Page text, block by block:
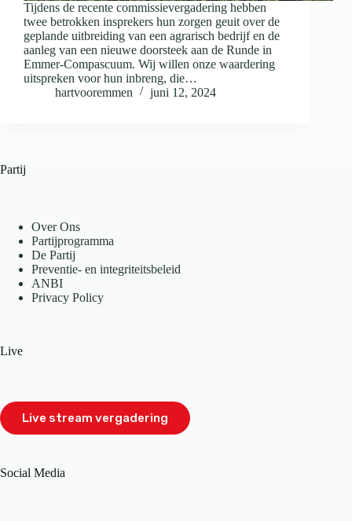
Tijdens de recente commissievergadering hebben
twee betrokken insprekers hun zorgen geuit over de
geplande uitbreiding van een agrarisch bedrijf en de
aanleg van een nieuwe doorsteek aan de Runde in
Emmer-Compascuum. Wij willen onze waardering
uitspreken voor hun inbreng, die…
hartvooremmen
juni 12, 2024
Partij
Over Ons
Partijprogramma
De Partij
Preventie- en integriteitsbeleid
ANBI
Privacy Policy
Live
Live stream vergadering
Social Media